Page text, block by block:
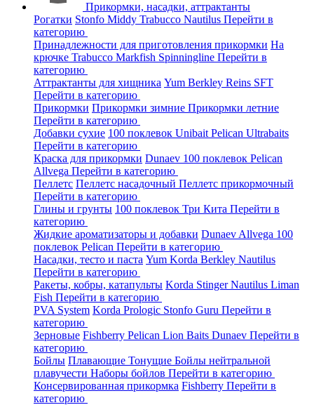
Прикормки, насадки, аттрактанты
Рогатки Stonfo Middy Trabucco Nautilus Перейти в
категорию
Принадлежности для приготовления прикормки На
крючке Trabucco Markfish Spinningline Перейти в
категорию
Аттрактанты для хищника Yum Berkley Reins SFT
Перейти в категорию
Прикормки Прикормки зимние Прикормки летние
Перейти в категорию
Добавки сухие 100 поклевок Unibait Pelican Ultrabaits
Перейти в категорию
Краска для прикормки Dunaev 100 поклевок Pelican
Allvega Перейти в категорию
Пеллетс Пеллетс насадочный Пеллетс прикормочный
Перейти в категорию
Глины и грунты 100 поклевок Три Кита Перейти в
категорию
Жидкие ароматизаторы и добавки Dunaev Allvega 100
поклевок Pelican Перейти в категорию
Насадки, тесто и паста Yum Korda Berkley Nautilus
Перейти в категорию
Ракеты, кобры, катапульты Korda StingerNautilus Liman
Fish Перейти в категорию
PVA System Korda Prologic Stonfo Guru Перейти в
категорию
Зерновые Fishberry Pelican Lion Baits Dunaev Перейти в
категорию
Бойлы Плавающие Тонущие Бойлы нейтральной
плавучести Наборы бойлов Перейти в категорию
Консервированная прикормка Fishberry Перейти в
категорию